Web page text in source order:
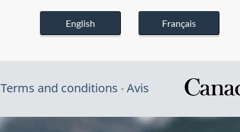
English Français
Terms and conditions Avis